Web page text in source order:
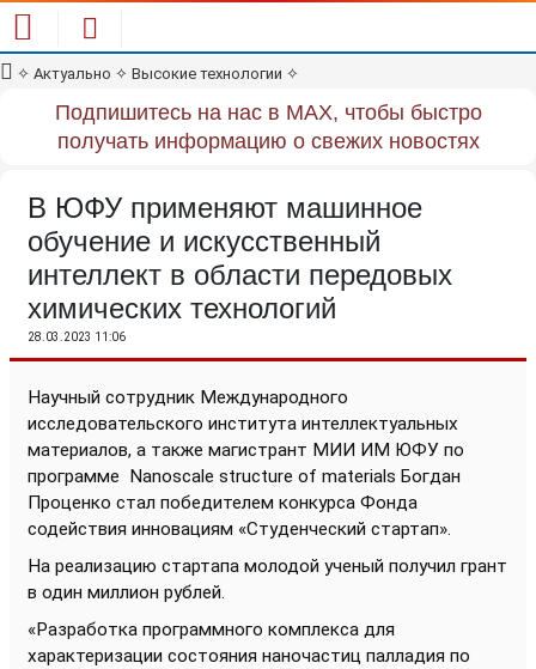
✧ Актуально ✧ Высокие технологии ✧
Подпишитесь на нас в MAX, чтобы быстро
получать информацию о свежих новостях
В ЮФУ применяют машинное
обучение и искусственный
интеллект в области передовых
химических технологий
28.03.2023 11:06
Научный сотрудник Международного
исследовательского института интеллектуальных
материалов, а также магистрант МИИ ИМ ЮФУ по
программе Nanoscale structure of materials Богдан
Проценко стал победителем конкурса Фонда
содействия инновациям «Студенческий стартап».
На реализацию стартапа молодой ученый получил грант
в один миллион рублей.
«Разработка программного комплекса для
характеризации состояния наночастиц палладия по